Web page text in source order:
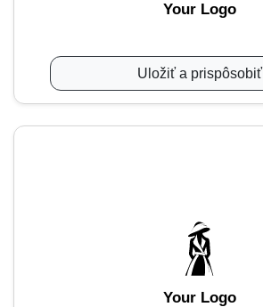
Your Logo
Uložiť a prispôsobiť
Your Logo